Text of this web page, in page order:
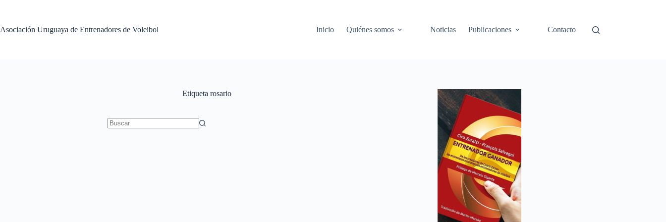
Asociación Uruguaya de Entrenadores de Voleibol
Inicio Quiénes somos Noticias Publicaciones Contacto
Etiqueta rosario